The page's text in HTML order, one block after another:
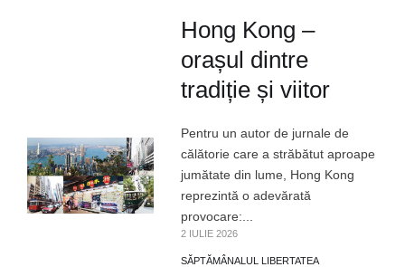
Hong Kong –
orașul dintre
tradiție și viitor
Pentru un autor de jurnale de
călătorie care a străbătut aproape
jumătate din lume, Hong Kong
reprezintă o adevărată
provocare:...
2 IULIE 2026
SĂPTĂMÂNALUL LIBERTATEA